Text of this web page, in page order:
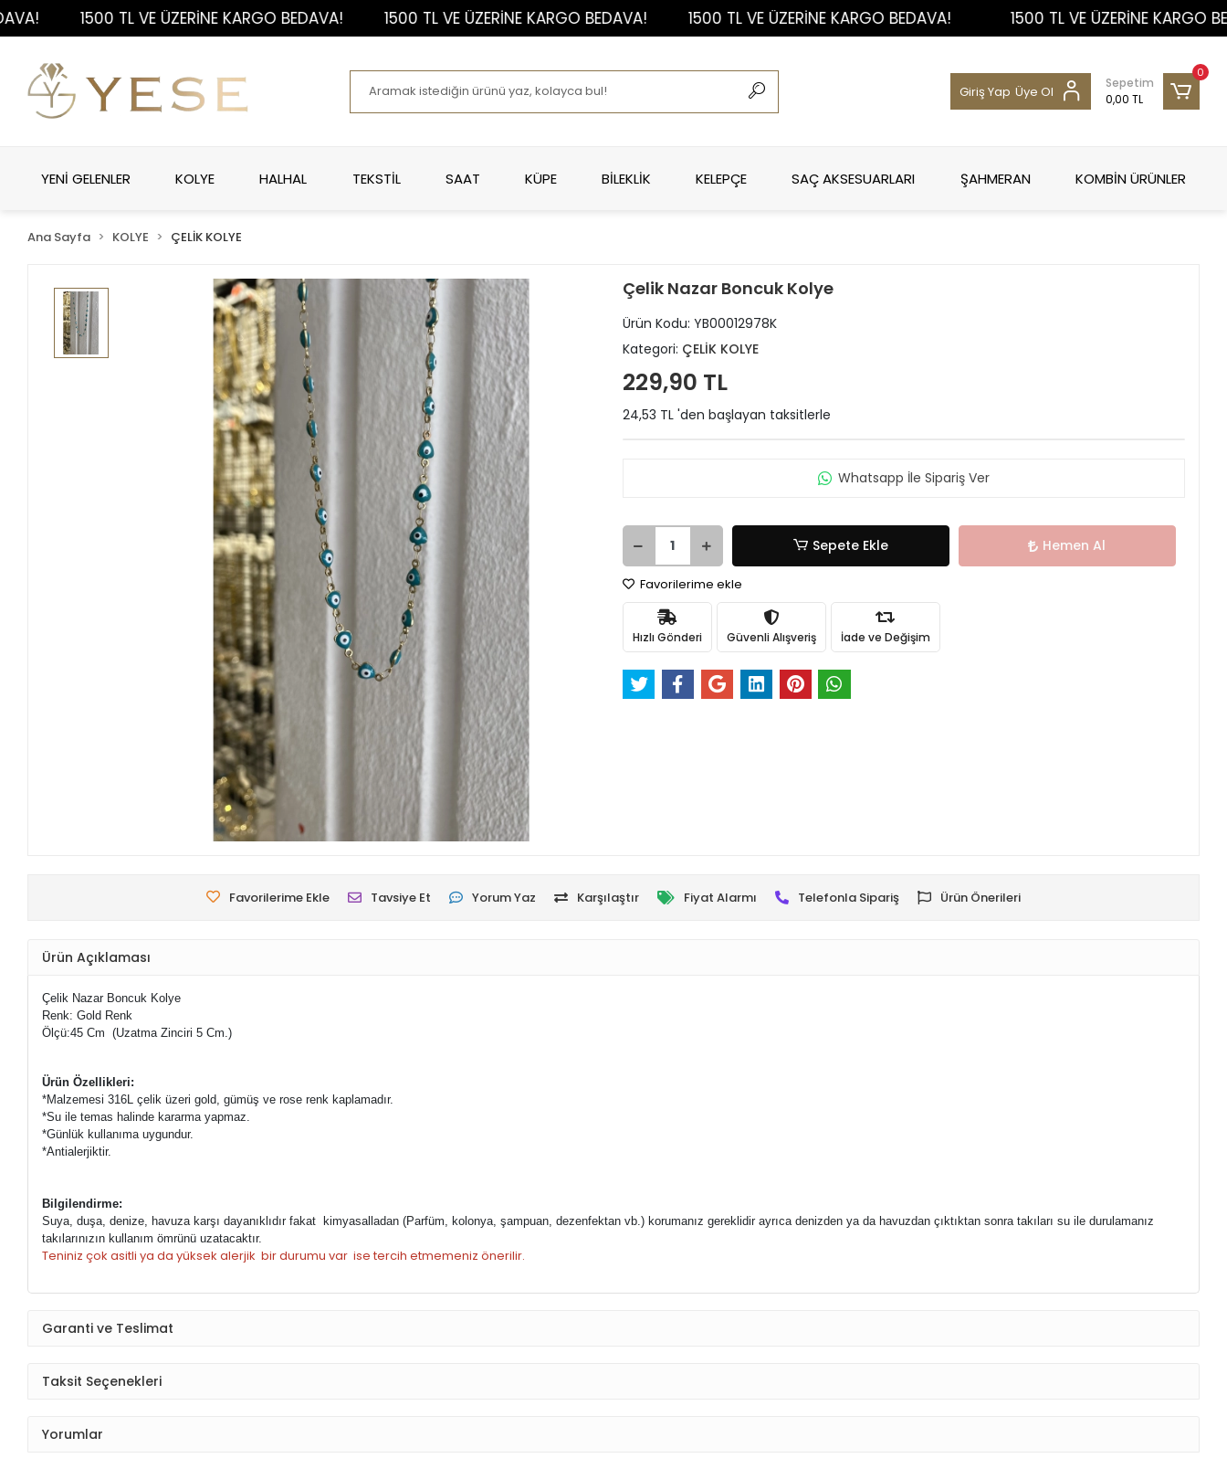
1500 TL VE ÜZERİNE KARGO BEDAVA! 1500 TL VE ÜZERİNE KARGO BEDAVA! 1500 TL VE ÜZERİNE KARGO BEDAVA! 1500 TL VE ÜZERİNE KARGO BEDAVA!
Giriş Yap Üye Ol
0
Sepetim
0,00 TL
YENİ GELENLER KOLYE HALHAL TEKSTİL SAAT KÜPE BİLEKLİK KELEPÇE SAÇ AKSESUARLARI ŞAHMERAN KOMBİN ÜRÜNLER
Ana Sayfa KOLYE ÇELİK KOLYE
Çelik Nazar Boncuk Kolye
Ürün Kodu: YB00012978K
Kategori: ÇELİK KOLYE
229,90 TL
24,53 TL 'den başlayan taksitlerle
Whatsapp İle Sipariş Ver
Sepete Ekle Hemen Al
Favorilerime ekle
Hızlı Gönderi Güvenli Alışveriş İade ve Değişim
Favorilerime Ekle Tavsiye Et Yorum Yaz Karşılaştır Fiyat Alarmı Telefonla Sipariş Ürün Önerileri
Ürün Açıklaması
Çelik Nazar Boncuk Kolye
Renk: Gold Renk
Ölçü:45 Cm (Uzatma Zinciri 5 Cm.)
Ürün Özellikleri:
*Malzemesi 316L çelik üzerigold, gümüş ve rose renk kaplamadır.
*Su ile temas halinde kararma yapmaz.
*Günlük kullanıma uygundur.
*Antialerjiktir.
Bilgilendirme:
Suya, duşa, denize, havuza karşı dayanıklıdır fakat kimyasalladan (Parfüm, kolonya, şampuan, dezenfektan vb.) korumanız gereklidir ayrıca denizden ya da havuzdan çıktıktan sonra takıları su ile durulamanız
takılarınızın kullanım ömrünü uzatacaktır.
Teniniz çok asitli ya da yüksek alerjik bir durumu var ise tercih etmemeniz önerilir.
Garanti ve Teslimat
Taksit Seçenekleri
Yorumlar